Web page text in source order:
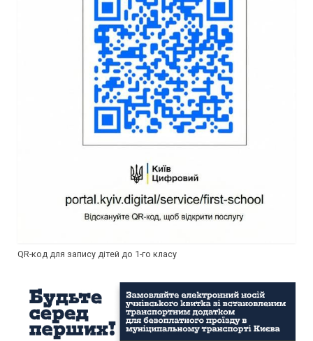
QR-код для запису дітей до 1-го класу